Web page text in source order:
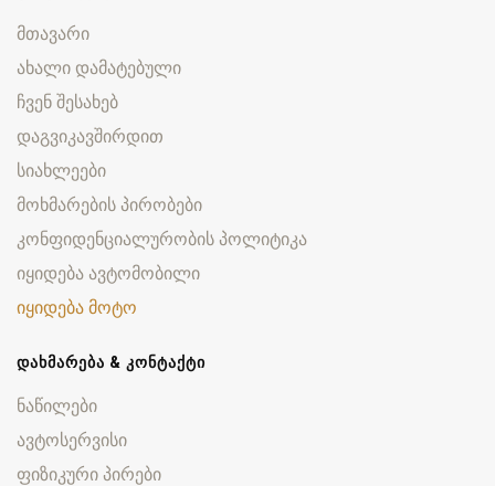
მთავარი
ახალი დამატებული
ჩვენ შესახებ
დაგვიკავშირდით
სიახლეები
მოხმარების პირობები
კონფიდენციალურობის პოლიტიკა
იყიდება ავტომობილი
იყიდება მოტო
ᲓᲐᲮᲛᲐᲠᲔᲑᲐ & ᲙᲝᲜᲢᲐᲥᲢᲘ
ნაწილები
ავტოსერვისი
ფიზიკური პირები